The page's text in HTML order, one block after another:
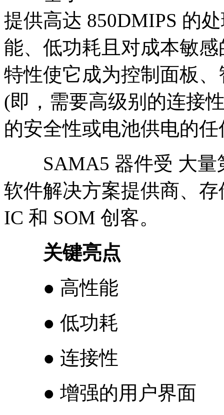
提供高达 850DMIPS 的
能、低功耗且对成本敏
特性使它成为控制面板
(即，需要高级别的连接
的安全性或电池供电的
SAMA5 器件受 大量
软件解决方案提供商、
IC 和 SOM 创客。
关键亮点
● 高性能
● 低功耗
● 连接性
● 增强的用户界面